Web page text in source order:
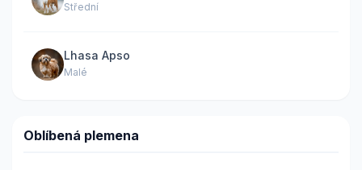
Střední
Lhasa Apso
Malé
Oblíbená plemena